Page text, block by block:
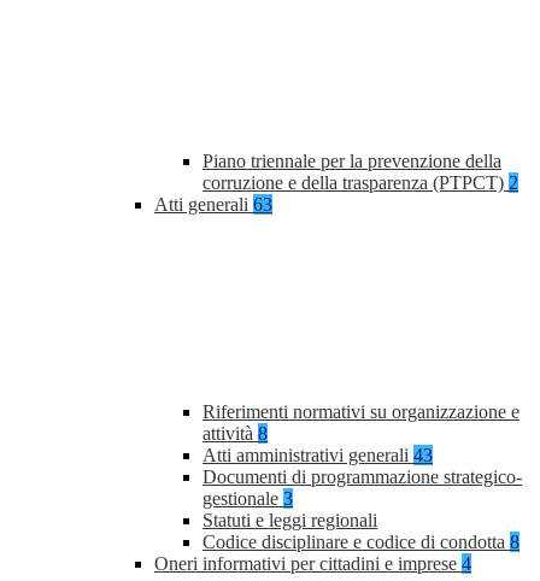
Piano triennale per la prevenzione della
corruzione e della trasparenza (PTPCT) 2
Atti generali 63
Riferimenti normativi su organizzazione e
attività 8
Atti amministrativi generali 43
Documenti di programmazione strategico-
gestionale 3
Statuti e leggi regionali
Codice disciplinare e codice di condotta 8
Oneri informativi per cittadini e imprese 4